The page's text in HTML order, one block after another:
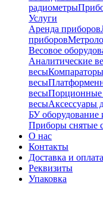
радиометры
Услуги
Аренда приборов
приборов
Весовое
Аналитические
весы
весы
весыПорционные
весыАксессуары
БУ
Приборы снятые
О нас
Контакты
Доставка и оплата
Реквизиты
Упаковка